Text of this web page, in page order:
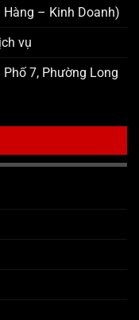
Hàng – Kinh Doanh)
vụ
Phố 7, Phường Long